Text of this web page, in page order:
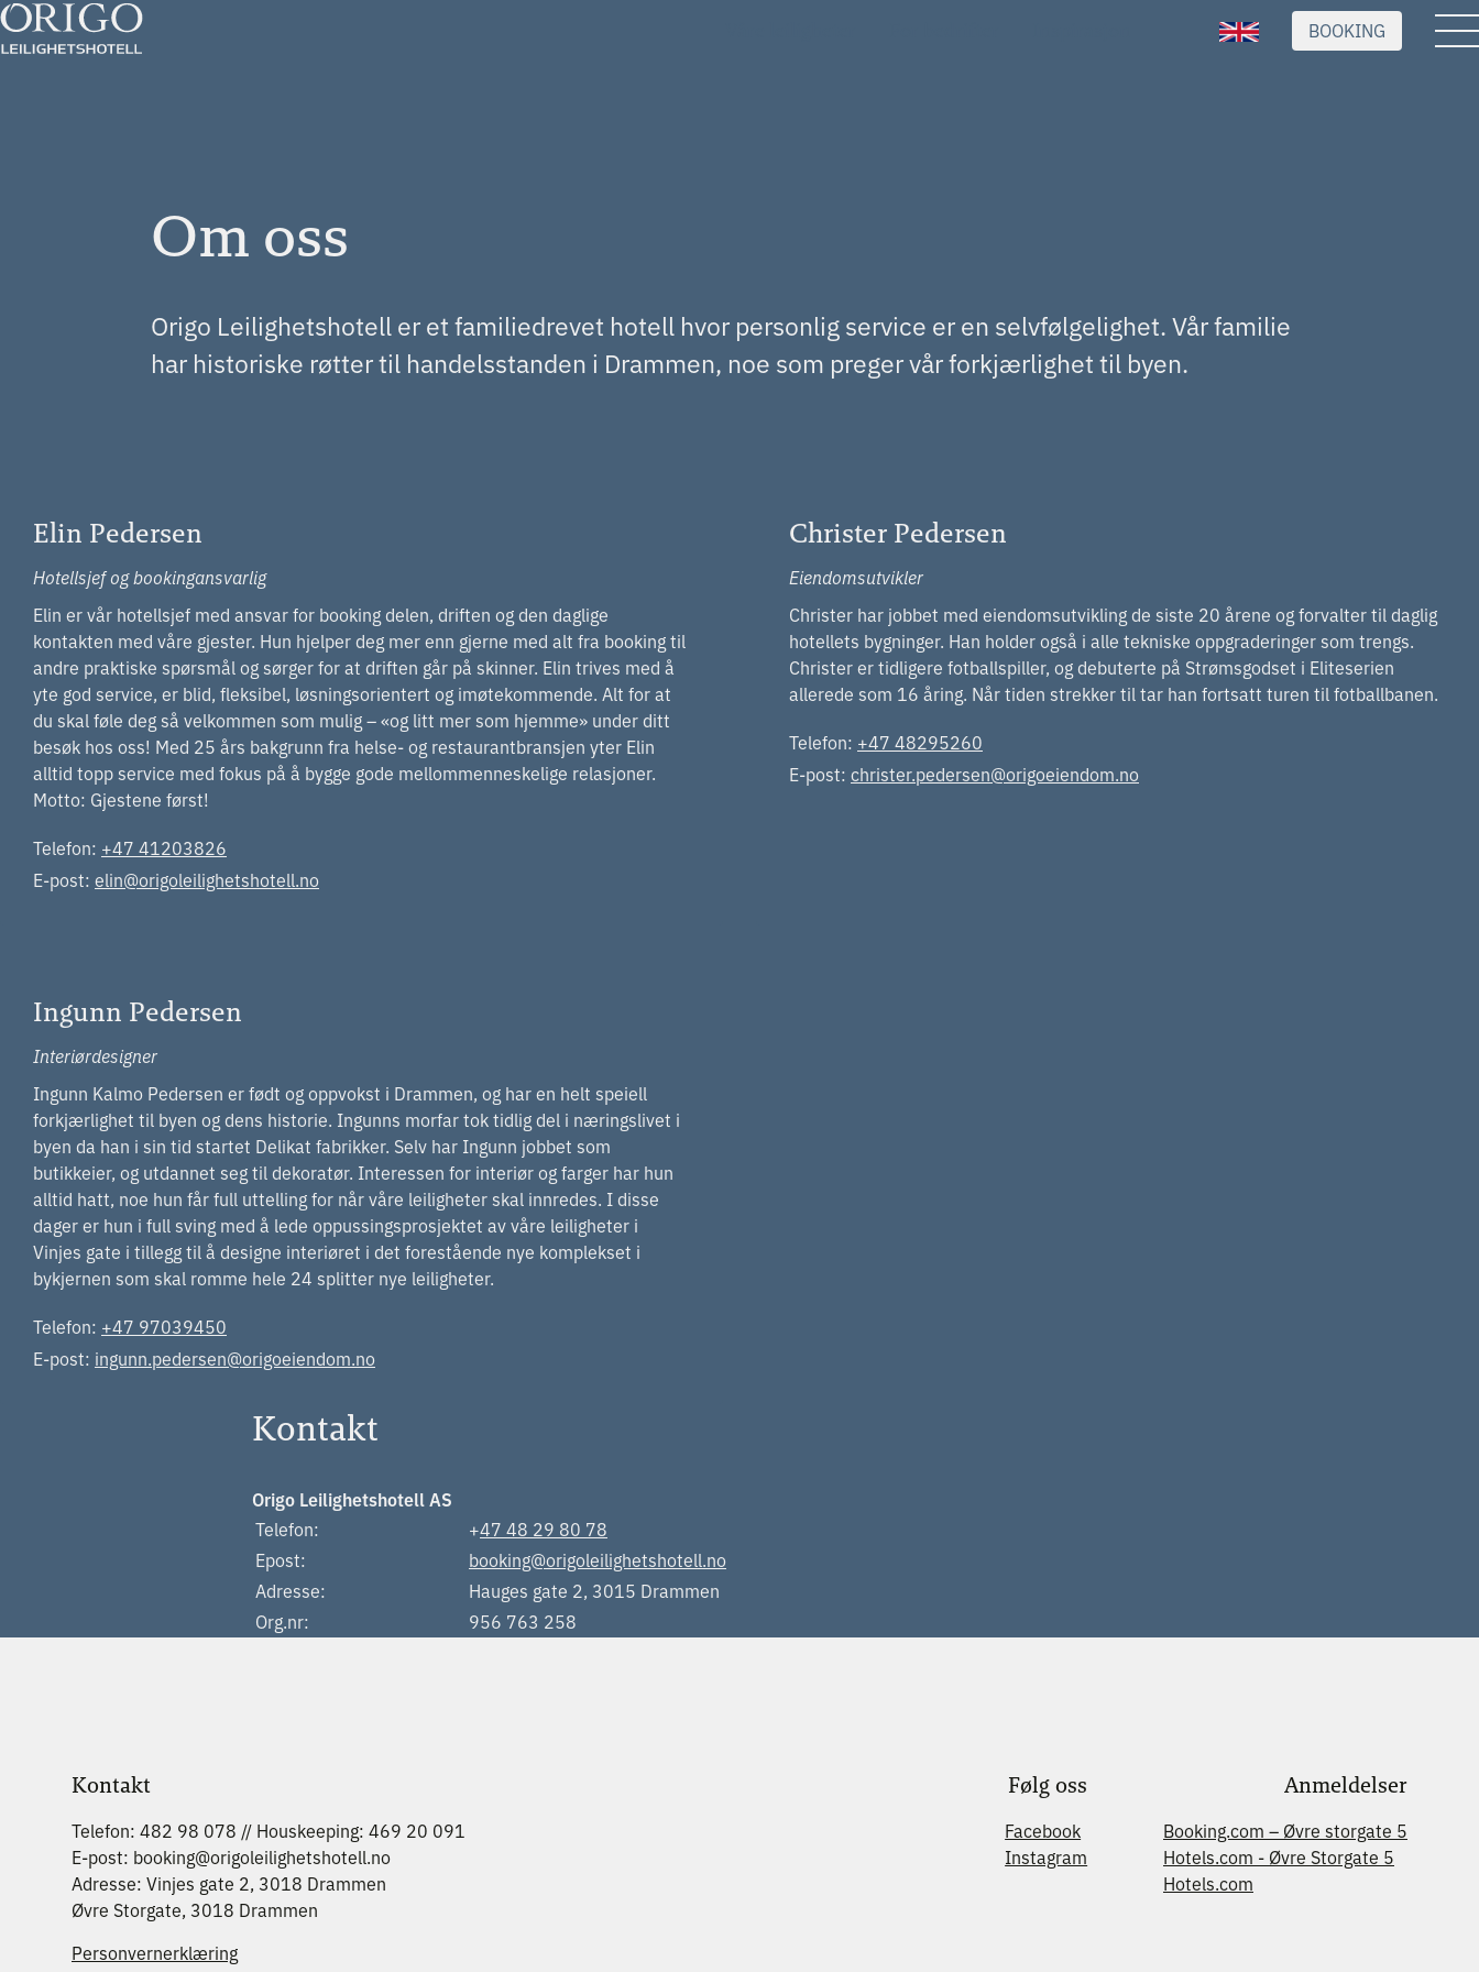
BOOKING
Om oss
Origo Leilighetshotell er et familiedrevet hotell hvor personlig service er en selvfølgelighet. Vår familie
har historiske røtter til handelsstanden i Drammen, noe som preger vår forkjærlighet til byen.
Elin Pedersen
Hotellsjef og bookingansvarlig
Elin er vår hotellsjef med ansvar for booking delen, driften og den daglige
kontakten med våre gjester. Hun hjelper deg mer enn gjerne med alt fra booking til
andre praktiske spørsmål og sørger for at driften går på skinner. Elin trives med å
yte god service, er blid, fleksibel, løsningsorientert og imøtekommende. Alt for at
du skal føle deg så velkommen som mulig – «og litt mer som hjemme» under ditt
besøk hos oss! Med 25 års bakgrunn fra helse- og restaurantbransjen yter Elin
alltid topp service med fokus på å bygge gode mellommenneskelige relasjoner.
Motto: Gjestene først!
Telefon: +47 41203826
E-post: elin@origoleilighetshotell.no
Christer Pedersen
Eiendomsutvikler
Christer har jobbet med eiendomsutvikling de siste 20 årene og forvalter til daglig
hotellets bygninger. Han holder også i alle tekniske oppgraderinger som trengs.
Christer er tidligere fotballspiller, og debuterte på Strømsgodset i Eliteserien
allerede som 16 åring. Når tiden strekker til tar han fortsatt turen til fotballbanen.
Telefon: +47 48295260
E-post: christer.pedersen@origoeiendom.no
Ingunn Pedersen
Interiørdesigner
Ingunn Kalmo Pedersen er født og oppvokst i Drammen, og har en helt speiell
forkjærlighet til byen og dens historie. Ingunns morfar tok tidlig del i næringslivet i
byen da han i sin tid startet Delikat fabrikker. Selv har Ingunn jobbet som
butikkeier, og utdannet seg til dekoratør. Interessen for interiør og farger har hun
alltid hatt, noe hun får full uttelling for når våre leiligheter skal innredes. I disse
dager er hun i full sving med å lede oppussingsprosjektet av våre leiligheter i
Vinjes gate i tillegg til å designe interiøret i det forestående nye komplekset i
bykjernen som skal romme hele 24 splitter nye leiligheter.
Telefon: +47 97039450
E-post: ingunn.pedersen@origoeiendom.no
Kontakt
Origo Leilighetshotell AS
Telefon:
+47 48 29 80 78
Epost:
booking@origoleilighetshotell.no
Adresse:
Hauges gate 2, 3015 Drammen
Org.nr:
956 763 258
Kontakt
Telefon: 482 98 078 // Houskeeping: 469 20 091
E-post: booking@origoleilighetshotell.no
Adresse: Vinjes gate 2, 3018 Drammen
Øvre Storgate, 3018 Drammen
Personvernerklæring
Følg oss
Facebook
Instagram
Anmeldelser
Booking.com – Øvre storgate 5
Hotels.com - Øvre Storgate 5
Hotels.com